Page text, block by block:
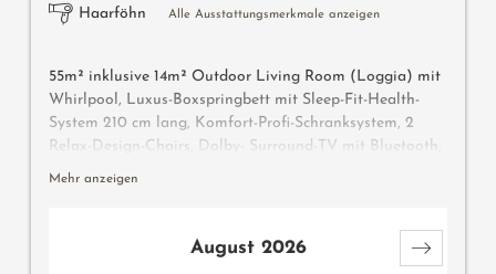
Haarföhn Alle Ausstattungsmerkmale anzeigen
55m² inklusive 14m² Outdoor Living Room (Loggia) mit
Whirlpool, Luxus-Boxspringbett mit Sleep-Fit-Health-
System 210 cm lang, Komfort-Profi-Schranksystem, 2
Relax-Design-Chairs, Dolby- Surround-TV mit Bluetooth,
Koffer-Designbar mit Wein-, Nespresso- & Teedesk,
für Sie & Ihn, WC getrennt, Outdoor Living Room mit
privater Atmosphäre, Whirlpool de luxe mit Hygienic-
Mehr anzeigen
August 2026